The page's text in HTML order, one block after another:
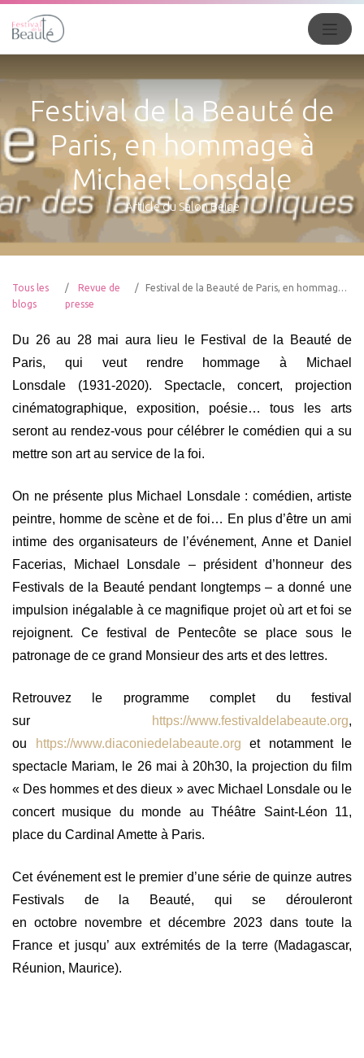
Festival de la Beauté de
Paris, en hommage à
Michael Lonsdale
Article du Salon Beige
Tous les
blogs
Revue de
presse
Festival de la Beauté de Paris, en hommage à Michael Lonsdale
Du 26 au 28 mai aura lieu le Festival de la Beauté de
Paris, qui veut rendre hommage à Michael
Lonsdale (1931-2020). Spectacle, concert, projection
cinématographique, exposition, poésie… tous les arts
seront au rendez-vous pour célébrer le comédien qui a su
mettre son art au service de la foi.
On ne présente plus Michael Lonsdale : comédien, artiste
peintre, homme de scène et de foi… En plus d’être un ami
intime des organisateurs de l’événement, Anne et Daniel
Facerias, Michael Lonsdale – président d’honneur des
Festivals de la Beauté pendant longtemps – a donné une
impulsion inégalable à ce magnifique projet où art et foi se
rejoignent. Ce festival de Pentecôte se place sous le
patronage de ce grand Monsieur des arts et des lettres.
Retrouvez le programme complet du festival
sur
https://www.festivaldelabeaute.org,
ou
https://www.diaconiedelabeaute.org et notamment le
spectacle Mariam, le 26 mai à 20h30, la projection du film
« Des hommes et des dieux » avec Michael Lonsdale ou le
concert musique du monde au Théâtre Saint-Léon 11,
place du Cardinal Amette à Paris.
Cet événement est le premier d’une série de quinze autres
Festivals de la Beauté, qui se dérouleront
enoctobre novembre et décembre 2023 dans toute la
France et jusqu’ aux extrémités de la terre (Madagascar,
Réunion, Maurice).